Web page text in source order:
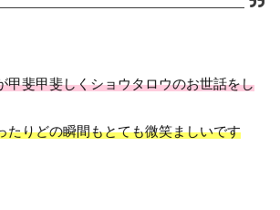
甲斐甲斐しくショウタロウのお世話をし
たりどの瞬間もとても微笑ましいです